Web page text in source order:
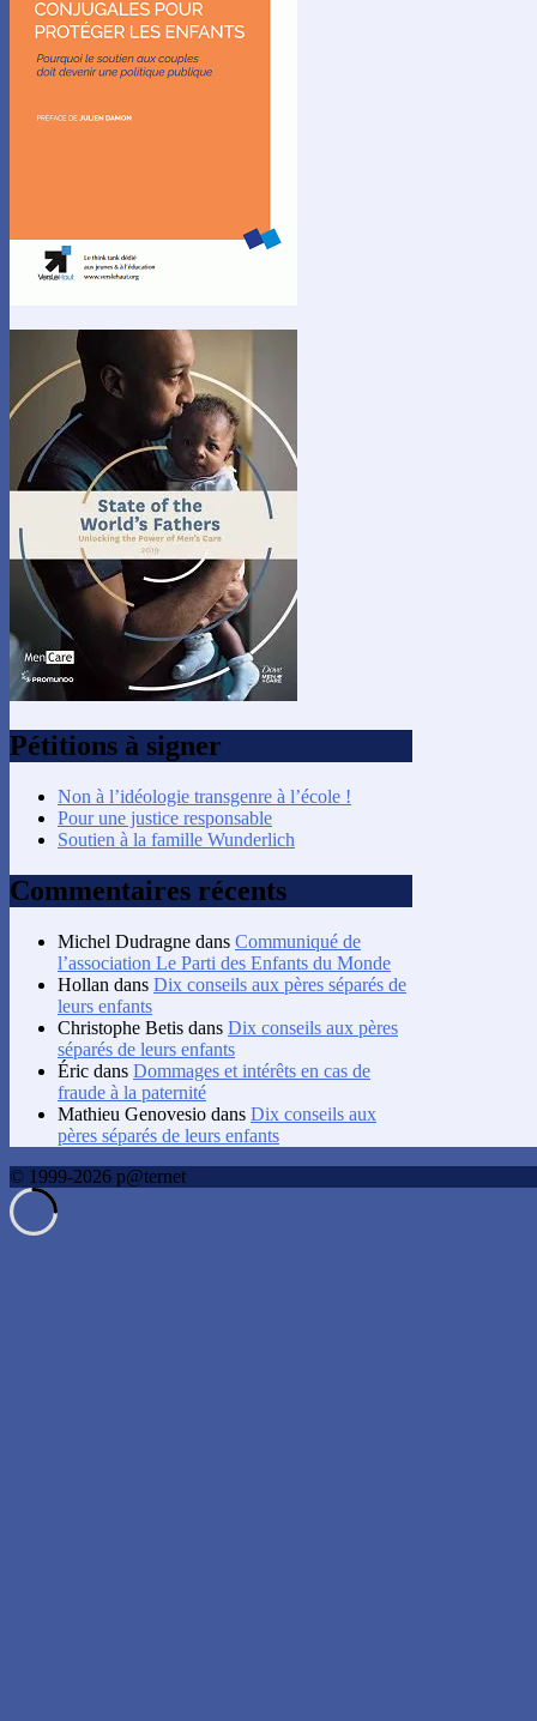
Pétitions à signer
Non à l’idéologie transgenre à l’école !
Pour une justice responsable
Soutien à la famille Wunderlich
Commentaires récents
Michel Dudragne dans Communiqué de
l’association Le Parti des Enfants du Monde
Hollan dans Dix conseils aux pères séparés de
leurs enfants
Christophe Betis dans Dix conseils aux pères
séparés de leurs enfants
Éric dans Dommages et intérêts en cas de
fraude à la paternité
Mathieu Genovesio dans Dix conseils aux
pères séparés de leurs enfants
© 1999-2026 p@ternet